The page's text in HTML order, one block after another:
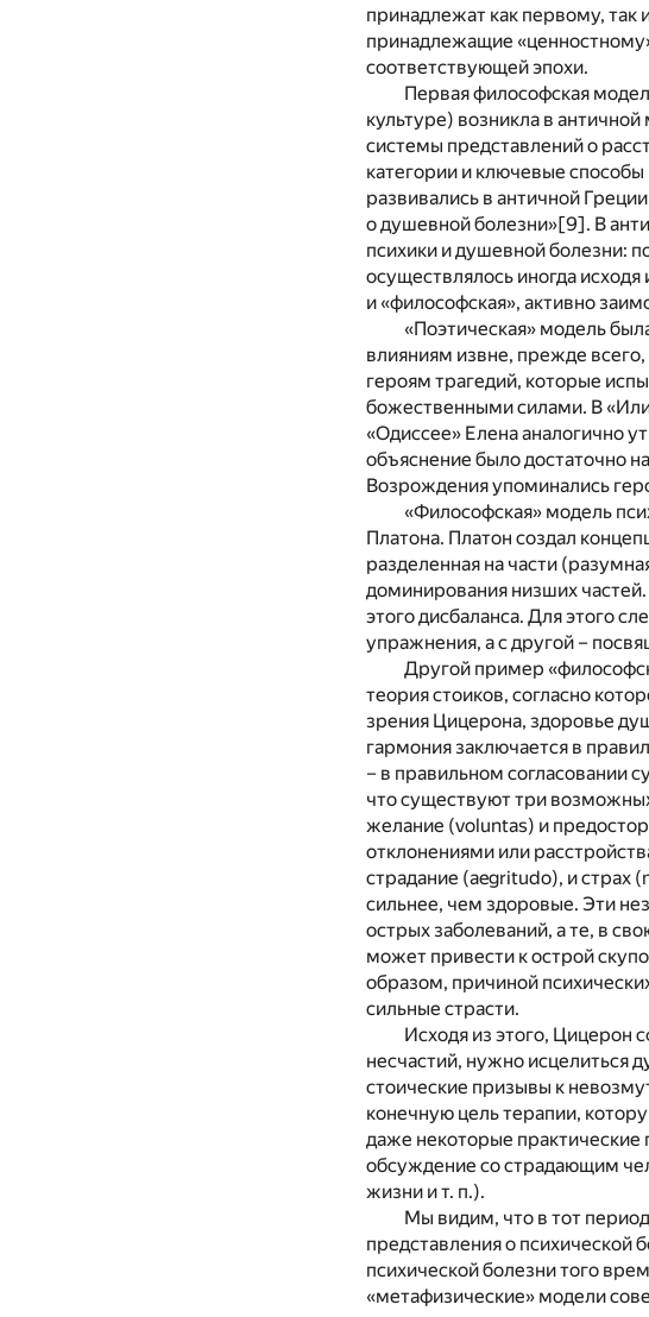
принадлежат как первому, так
принадлежащие
соответствующей эпохи.
Первая философская
культуре) возникла в
системы представлений о
категории и ключевые
развивались в античной
о душевной болезни»[9]. В
психики и душевной болезни:
осуществлялось иногда
и «философская», активно
«Поэтическая» модель
влияниям извне, прежде
героям трагедий, которые
божественными силами. В
«Одиссее» Елена аналогично
объяснение было достаточно
Возрождения упоминались
«Философская» модель
Платона. Платон создал
разделенная на части
доминирования низших
этого дисбаланса. Для этого
упражнения, а с другой –
Другой пример
теория стоиков, согласно
зрения Цицерона, здоровье
гармония заключается в
– в правильном согласовании
что существуют три
желание (voluntas) и
отклонениями или
страдание (aegritudo), и страх
сильнее, чем здоровые. Эти
острых заболеваний, а те, в
может привести к острой
образом, причиной
сильные страсти.
Исходя из этого, Цицерон
несчастий, нужно исцелиться
стоические призывы к
конечную цель терапии,
даже некоторые практические
обсуждение со страдающим
жизни и т. п.).
Мы видим, что в тот
представления о психической
психической болезни того
«метафизические» модели